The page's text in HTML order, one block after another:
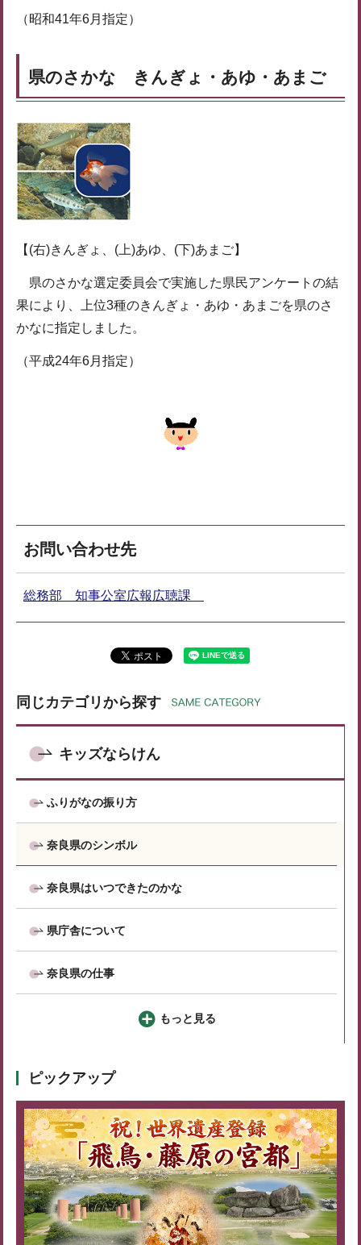
（昭和41年6月指定）
県のさかな きんぎょ・あゆ・あまご
【(右)きんぎょ、(上)あゆ、(下)あまご】
県のさかな選定委員会で実施した県民アンケートの結
果により、上位3種のきんぎょ・あゆ・あまごを県のさ
かなに指定しました。
（平成24年6月指定）
お問い合わせ先
総務部 知事公室広報広聴課
同じカテゴリから探す
キッズならけん
ふりがなの振り方
奈良県のシンボル
奈良県はいつできたのかな
県庁舎について
奈良県の仕事
もっと見る
ピックアップ